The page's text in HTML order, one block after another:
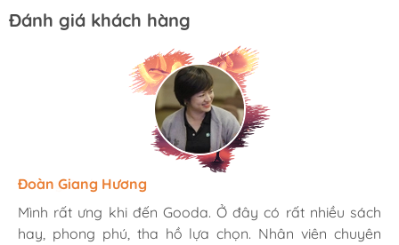
Đánh giá khách hàng
Hương Suri
Mình rất ưng khi đến Gooda. Ở đây có rất nhiều sách
hay, phong phú, tha hồ lựa chọn. Nhân viên chuyên
Đoàn Giang Hương
Mình rất ưng khi đến Gooda. Ở đây có rất nhiều sách
hay, phong phú, tha hồ lựa chọn. Nhân viên chuyên
Ngọc Anh
Mình rất ưng khi đến Gooda. Ở đây có rất nhiều sách
hay, phong phú, tha hồ lựa chọn. Nhân viên chuyên